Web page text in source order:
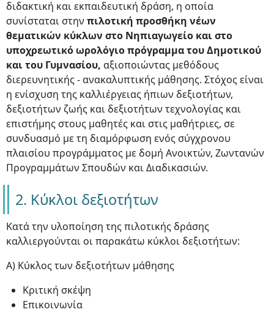
διδακτική και εκπαιδευτική δράση, η οποία
συνίσταται στην πιλοτική προσθήκη νέων
θεματικών κύκλων στο Νηπιαγωγείο και στο
υποχρεωτικό ωρολόγιο πρόγραμμα του Δημοτικού
και του Γυμνασίου, αξιοποιώντας μεθόδους
διερευνητικής - ανακαλυπτικής μάθησης. Στόχος είναι
η ενίσχυση της καλλιέργειας ήπιων δεξιοτήτων,
δεξιοτήτων ζωής και δεξιοτήτων τεχνολογίας και
επιστήμης στους μαθητές και στις μαθήτριες, σε
συνδυασμό με τη διαμόρφωση ενός σύγχρονου
πλαισίου προγράμματος με δομή Ανοικτών, Ζωντανών
Προγραμμάτων Σπουδών και Διαδικασιών.
2. Κύκλοι δεξιοτήτων
Κατά την υλοποίηση της πιλοτικής δράσης
καλλιεργούνται οι παρακάτω κύκλοι δεξιοτήτων:
Α) Κύκλος των δεξιοτήτων μάθησης
Κριτική σκέψη
Επικοινωνία